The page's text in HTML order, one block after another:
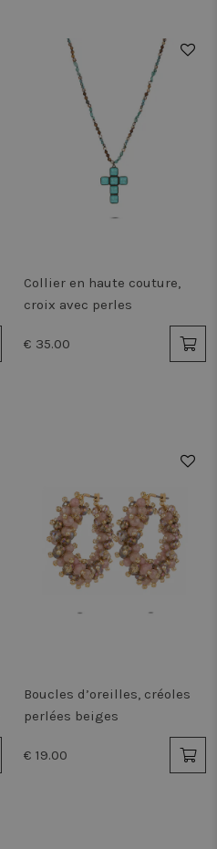
Collier en haute couture,
croix avec perles
€ 35.00
Boucles d’oreilles, créoles
perlées beiges
€ 19.00